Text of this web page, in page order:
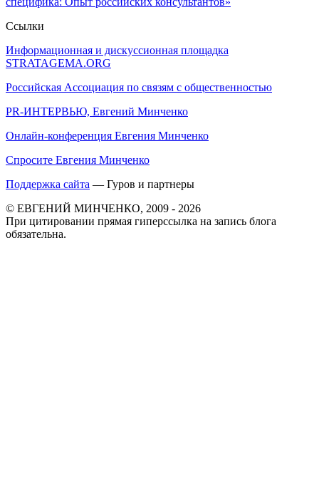
Ссылки
Информационная и дискуссионная площадка
STRATAGEMA.ORG
Российская Ассоциация по связям с общественностью
PR-ИНТЕРВЬЮ, Евгений Минченко
Онлайн-конференция Евгения Минченко
Спросите Евгения Минченко
Поддержка сайта — Гуров и партнеры
© ЕВГЕНИЙ МИНЧЕНКО, 2009 - 2026
При цитировании прямая гиперссылка на запись блога
обязательна.